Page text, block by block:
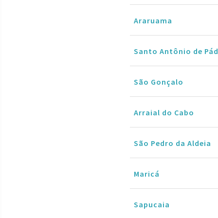
Araruama
Santo Antônio de
São Gonçalo
Arraial do Cabo
São Pedro da Aldeia
Maricá
Sapucaia